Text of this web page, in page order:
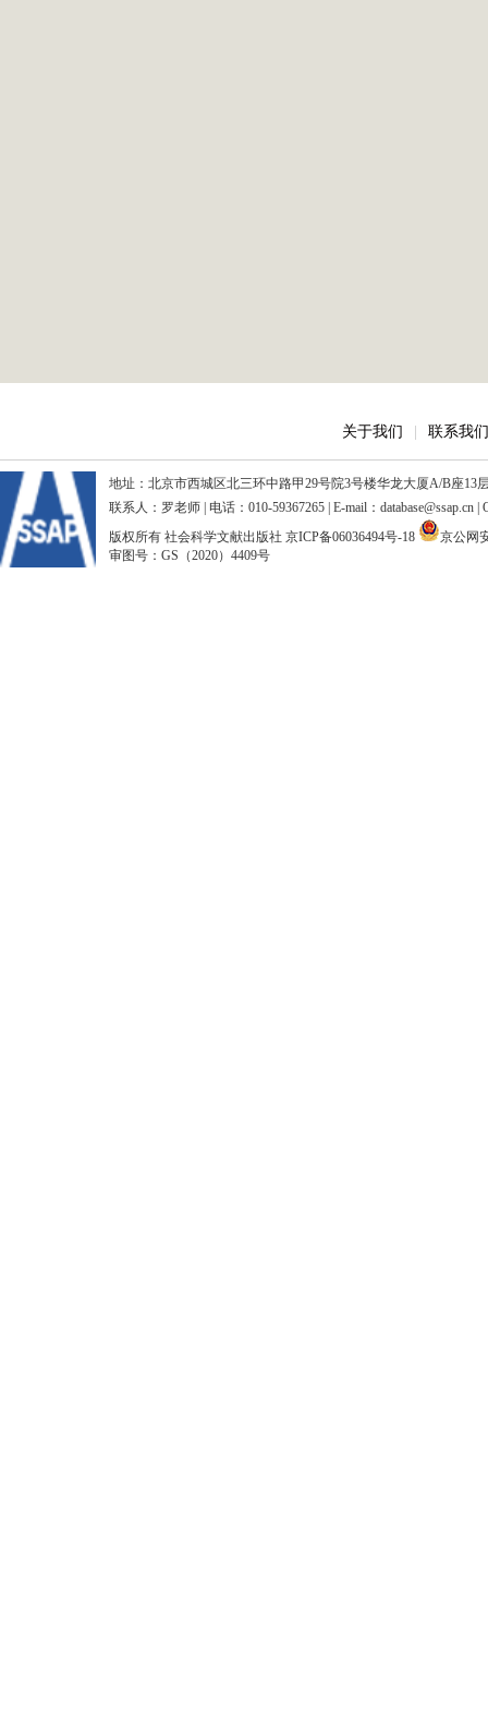
关于我们 联系我们
地址：北京市西城区北三环中路甲29号院3号楼华龙大厦A/B座13
联系人：罗老师 | 电话：010-59367265 | E-mail：database@ssap.cn
版权所有 社会科学文献出版社 京ICP备06036494号-18
京公网
审图号：GS（2020）4409号